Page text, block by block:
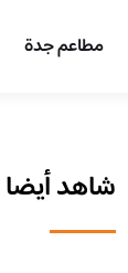
مطاعم جدة
شاهد أيضا